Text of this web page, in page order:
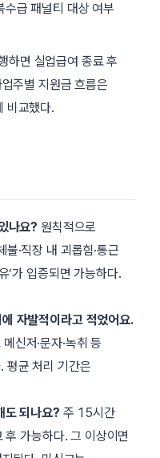
급 패널티 대상 여부
하면 실업급여 종료 후
주별 지원금 흐름은
비교했다.
나요? 원칙적으로
·직장 내 괴롭힘·통근
’가 입증되면 가능하다.
자발적이라고 적었어요.
신저·문자·녹취 등
평균 처리 기간은
도 되나요? 주 15시간
후 가능하다. 그 이상이면